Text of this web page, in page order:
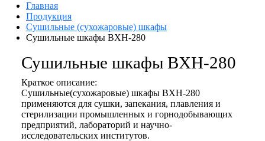
Главная
Продукция
Сушильные (сухожаровые) шкафы
Сушильные шкафы BXH-280
Сушильные шкафы BXH-280
Краткое описание:
Сушильные(сухожаровые) шкафы BXH-280
применяются для сушки, запекания, плавления и
стерилизации промышленных и горнодобывающих
предприятий, лабораторий и научно-
исследовательских институтов.